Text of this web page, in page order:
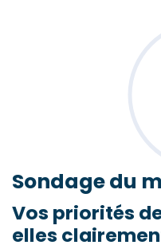
Sondagedu
Vos priorités
elles